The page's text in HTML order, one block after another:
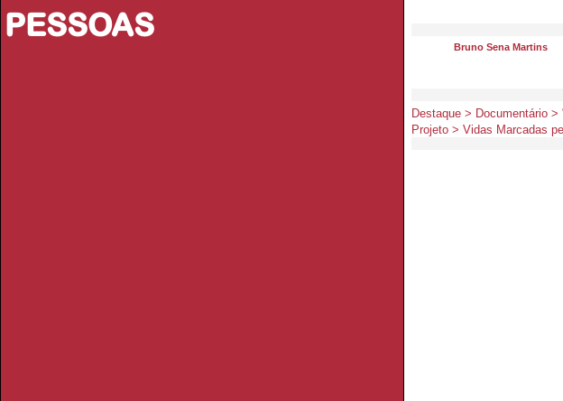
PESSOAS
Bruno Sena Martins
Destaque > Documentário
Projeto > Vidas Marcadas